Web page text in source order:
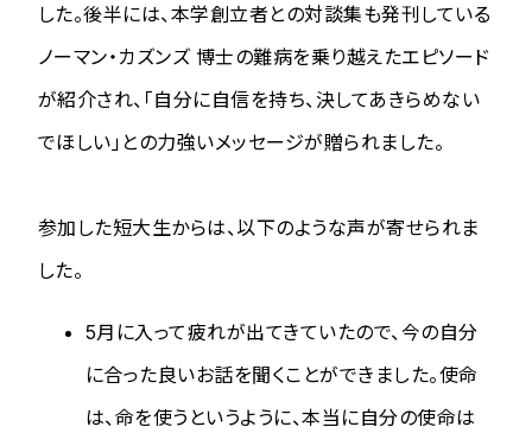
した。後半には、本学創立者との対談集も発刊している
ノーマン・カズンズ 博士の難病を乗り越えたエピソード
が紹介され、「自分に自信を持ち、決してあきらめない
でほしい」との力強いメッセージが贈られました。
参加した短大生からは、以下のような声が寄せられま
した。
5月に入って疲れが出てきていたので、今の自分
に合った良いお話を聞くことができました。使命
は、命を使うというように、本当に自分の使命は